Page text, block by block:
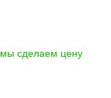
сделаем цену